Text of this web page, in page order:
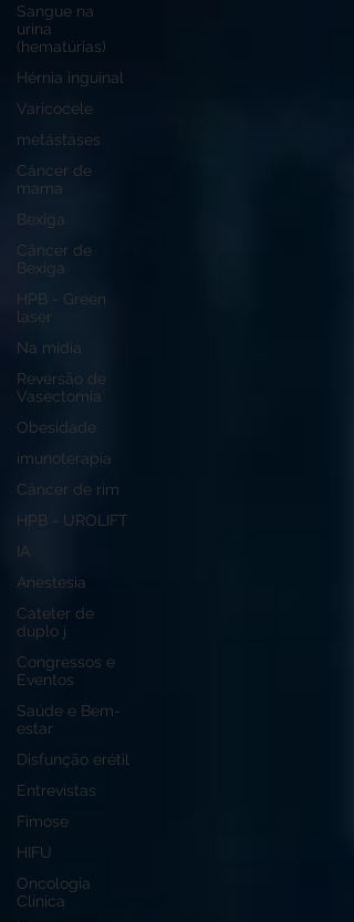
Sangue na
urina
(hematúrias)
Hérnia inguinal
Varicocele
metástases
Câncer de
mama
Bexiga
Câncer de
Bexiga
HPB - Green
laser
Na mídia
Reversão de
Vasectomia
Obesidade
imunoterapia
Câncer de rim
HPB - UROLIFT
IA
Anestesia
Cateter de
duplo j
Congressos e
Eventos
Saúde e Bem-
estar
Disfunção erétil
Entrevistas
Fimose
HIFU
Oncologia
Clínica